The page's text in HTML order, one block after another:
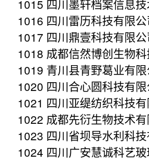
1015 四川墨轩档案信息
1016 四川雷历科技有限公
1017 四川鼎壹科技有限公
1018 成都信然博创生物
1019 青川县青野葛业有限
1020 四川合心圆科技有限
1021 四川亚缇纺织科技
1022 成都先衍生物技术
1023 四川省坝导水利科
1024 四川广安慧诚科艺